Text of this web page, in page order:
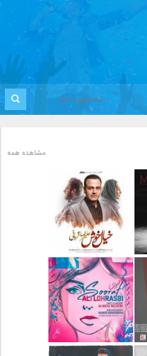
مشاهده همه
دانلود آهنگ جدید علیرضا
قربانی بنام خیال خوش